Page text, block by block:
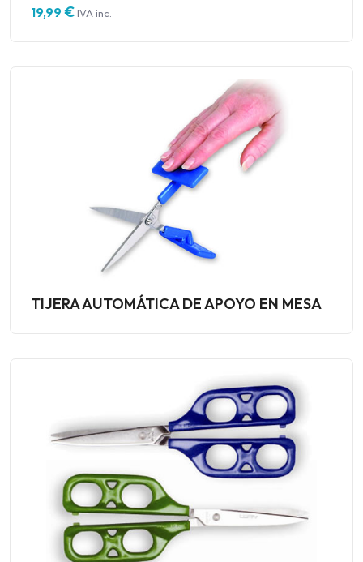
19,99 €IVA inc.
TIJERA AUTOMÁTICA DE APOYO EN MESA